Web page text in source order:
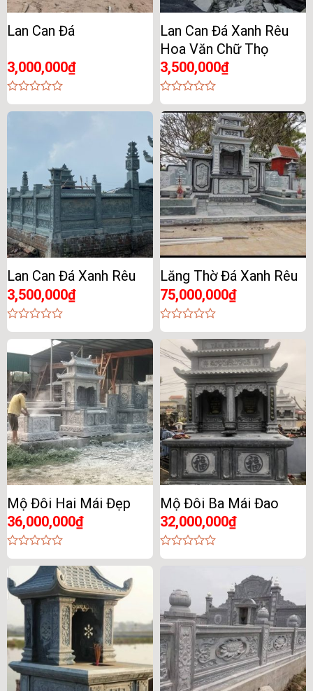
Lan Can Đá
3,000,000₫
0
out
Lan Can Đá Xanh Rêu
Hoa Văn Chữ Thọ
3,500,000₫
0
out
of
5
Lan Can Đá Xanh Rêu
3,500,000₫
0
out
of
Lăng Thờ Đá Xanh Rêu
75,000,000₫
0
out
of
Mộ Đôi Hai Mái Đẹp
36,000,000₫
0
of
5
Mộ Đôi Ba Mái Đao
32,000,000₫
0